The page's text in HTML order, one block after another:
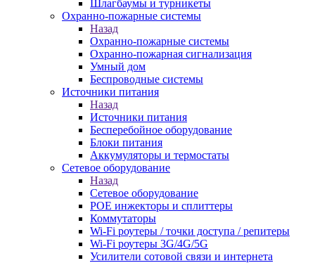
Шлагбаумы и турникеты
Охранно-пожарные системы
Назад
Охранно-пожарные системы
Охранно-пожарная сигнализация
Умный дом
Беспроводные системы
Источники питания
Назад
Источники питания
Бесперебойное оборудование
Блоки питания
Аккумуляторы и термостаты
Сетевое оборудование
Назад
Сетевое оборудование
POE инжекторы и сплиттеры
Коммутаторы
Wi-Fi роутеры / точки доступа / репитеры
Wi-Fi роутеры 3G/4G/5G
Усилители сотовой связи и интернета